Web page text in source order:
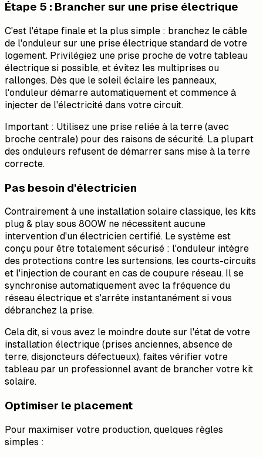
Étape 5 : Brancher sur une prise électrique
C'est l'étape finale et la plus simple : branchez le câble
de l'onduleur sur une prise électrique standard de votre
logement. Privilégiez une prise proche de votre tableau
électrique si possible, et évitez les multiprises ou
rallonges. Dès que le soleil éclaire les panneaux,
l'onduleur démarre automatiquement et commence à
injecter de l'électricité dans votre circuit.
Important : Utilisez une prise reliée à la terre (avec
broche centrale) pour des raisons de sécurité. La plupart
des onduleurs refusent de démarrer sans mise à la terre
correcte.
Pas besoin d'électricien
Contrairement à une installation solaire classique, les kits
plug & play sous 800W ne nécessitent aucune
intervention d'un électricien certifié. Le système est
conçu pour être totalement sécurisé : l'onduleur intègre
des protections contre les surtensions, les courts-circuits
et l'injection de courant en cas de coupure réseau. Il se
synchronise automatiquement avec la fréquence du
réseau électrique et s'arrête instantanément si vous
débranchez la prise.
Cela dit, si vous avez le moindre doute sur l'état de votre
installation électrique (prises anciennes, absence de
terre, disjoncteurs défectueux), faites vérifier votre
tableau par un professionnel avant de brancher votre kit
solaire.
Optimiser le placement
Pour maximiser votre production, quelques règles
simples :